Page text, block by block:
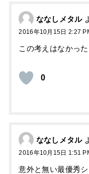
ななしメタル
2016年10月15日 2:27
この考えはなかった
0
ななしメタル
2016年10月15日 1:51
意外と無い最優秀